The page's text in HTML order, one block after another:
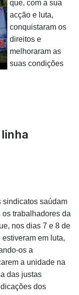
que, com a sua
acção e luta,
conquistaram os
direitos e
melhoraram as
suas condições
sindicatos saúdam
os trabalhadores da
nos dias 7 e 8 de
estiveram em luta,
os a
a unidade na
das justas
dos